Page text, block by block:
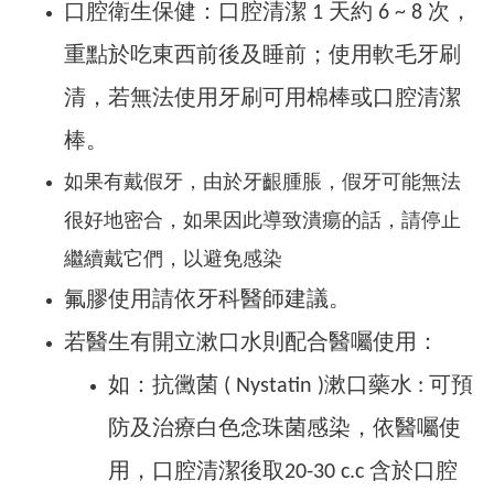
口腔衛生保健：口腔清潔 1 天約 6 ~ 8 次，
重點於吃東西前後及睡前；使用軟毛牙刷
清，若無法使用牙刷可用棉棒或口腔清潔
棒。
如果有戴假牙，由於牙齦腫脹，假牙可能無法
很好地密合，如果因此導致潰瘍的話，請停止
繼續戴它們，以避免感染
氟膠使用請依牙科醫師建議。
若醫生有開立漱口水則配合醫囑使用：
如：抗黴菌 ( Nystatin )漱口藥水 : 可預
防及治療白色念珠菌感染，依醫囑使
用，口腔清潔後取20-30 c.c 含於口腔